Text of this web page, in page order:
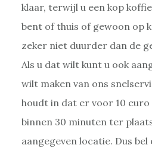
klaar, terwijl u een kop
bent of thuis of gewoon op
zeker niet duurder dan de
Als u dat wilt kunt u ook
wilt maken van ons
houdt in dat er voor 10
binnen 30 minuten ter
aangegeven locatie. Dus bel